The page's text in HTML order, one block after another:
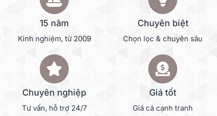
15 năm
Kinh nghiệm, từ 2009
Chuyên biệt
Chọn lọc & chuyên sâu
Chuyên nghiệp
Tư vấn, hỗ trợ 24/7
Giá tốt
Giá cả cạnh tranh